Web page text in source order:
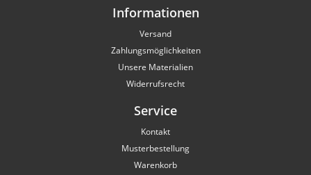
Informationen
Versand
Zahlungsmöglichkeiten
Unsere Materialien
Widerrufsrecht
Service
Kontakt
Musterbestellung
Warenkorb